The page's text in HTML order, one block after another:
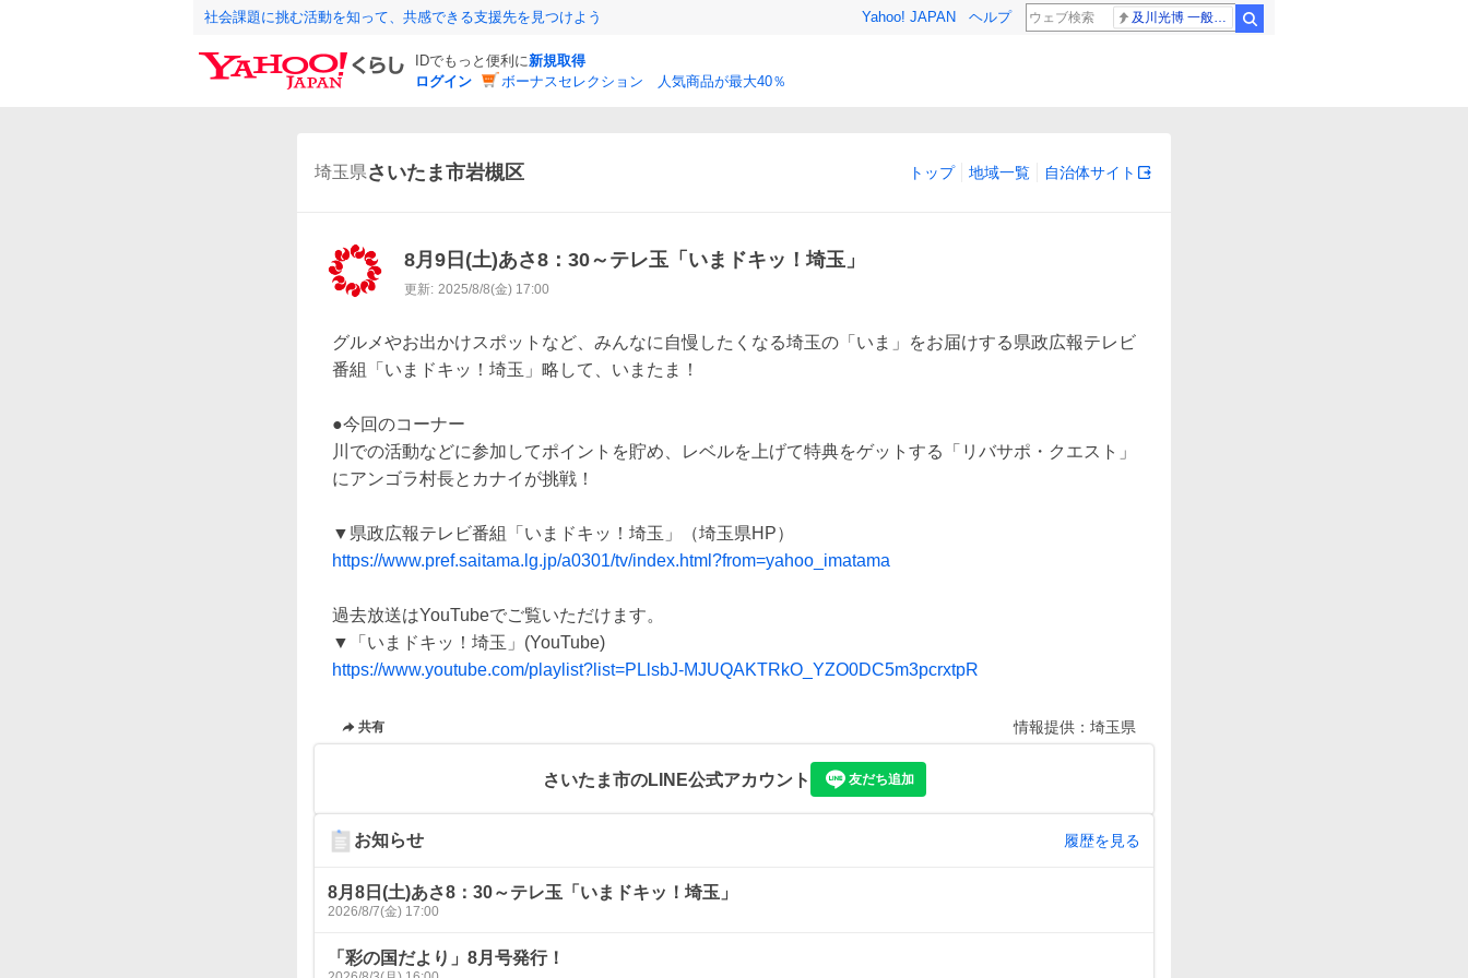
社会課題に挑む活動を知って、共感できる支援先を見つけよう Yahoo! JAPAN ヘルプ
IDでもっと便利に新規取得
ログイン
ボーナスセレクション 人気商品が最大40％
埼玉県さいたま市岩槻区 トップ 地域一覧 自治体サイト
8月9日(土)あさ8：30～テレ玉「いまドキッ！埼玉」
更新: 2025/8/8(金) 17:00
グルメやお出かけスポットなど、みんなに自慢したくなる埼玉の「いま」をお届けする県政広報テレビ
番組「いまドキッ！埼玉」略して、いまたま！
●今回のコーナー
川での活動などに参加してポイントを貯め、レベルを上げて特典をゲットする「リバサポ・クエスト」
にアンゴラ村長とカナイが挑戦！
https://www.pref.saitama.lg.jp/a0301/tv/index.html?from=yahoo_imatama
過去放送はYouTubeでご覧いただけます。
https://www.youtube.com/playlist?list=PLlsbJ-MJUQAKTRkO_YZO0DC5m3pcrxtpR
共有 情報提供： 埼玉県
さいたま市のLINE公式アカウント 友だち追加
お知らせ 履歴を見る
8月8日(土)あさ8：30～テレ玉「いまドキッ！埼玉」
2026/8/7(金) 17:00
「彩の国だより」8月号発行！